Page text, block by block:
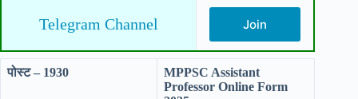
Telegram Channel Join
पोस्ट – 1930
MPPSC Assistant
Professor Online Form